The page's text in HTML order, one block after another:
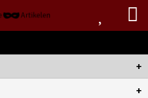
+
+